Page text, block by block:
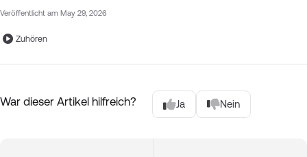
Veröffentlicht am May 29, 2026
Zuhören
War dieser Artikel hilfreich? Ja Nein